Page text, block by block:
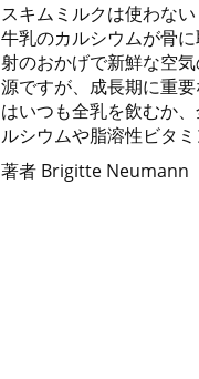
スキムミルクは使わない
牛乳のカルシウムが骨
射のおかげで新鮮な空
源ですが、成長期に重
はいつも全乳を飲むか
ルシウムや脂溶性ビタミ
著者 Brigitte Neumann